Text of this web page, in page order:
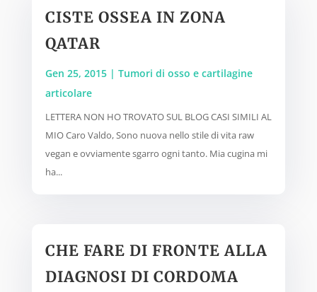
CISTE OSSEA IN ZONA
QATAR
Gen 25, 2015| Tumori di osso e cartilagine
articolare
LETTERA NON HO TROVATO SUL BLOG CASI SIMILI AL
MIO Caro Valdo, Sono nuova nello stile di vita raw
vegan e ovviamente sgarro ogni tanto. Mia cugina mi
ha...
CHE FARE DI FRONTE ALLA
DIAGNOSI DI CORDOMA